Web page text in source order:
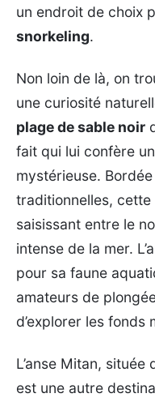
un endroit de choix
snorkeling.
Non loin de là, on
une curiosité
plage de sable noir
fait qui lui confère
mystérieuse.
traditionnelles,
saisissant entre le
intense de la mer.
pour sa faune
amateurs de
d’explorer les fonds
L’anse Mitan,
est une autre